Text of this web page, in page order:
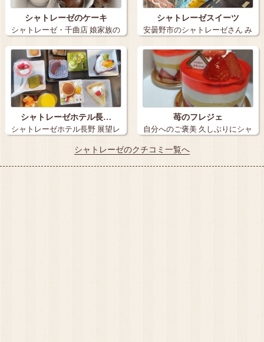
シャトレーゼのケーキ
シャトレーゼ・千曲店 娘家族の
誕生日祝…
シャトレーゼスイーツ
安曇野市のシャトレーゼさん み
たらし団…
シャトレーゼホテル長…
シャトレーゼホテル長野 展望レ
苺のフレジェ
自分へのご褒美 久しぶりにシャ
トレーゼ…
シャトレーゼのクチコミ一覧へ